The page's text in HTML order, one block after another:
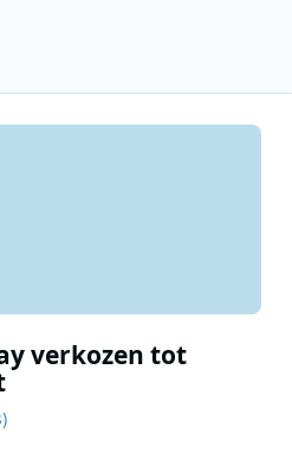
verkozen tot